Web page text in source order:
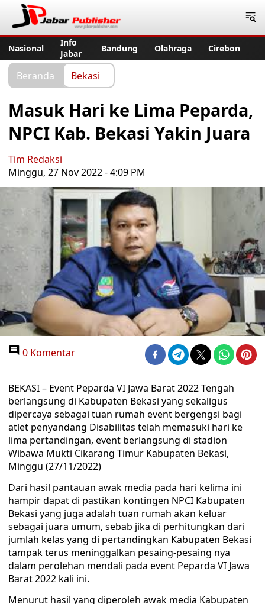
Nasional
Info
Jabar
Bandung Olahraga Cirebon
Beranda Bekasi
Masuk Hari ke Lima Peparda,
NPCI Kab. Bekasi Yakin Juara
Tim Redaksi
Minggu, 27 Nov 2022 - 4:09 PM
0 Komentar
BEKASI – Event Peparda VI Jawa Barat 2022 Tengah
berlangsung di Kabupaten Bekasi yang sekaligus
dipercaya sebagai tuan rumah event bergengsi bagi
atlet penyandang Disabilitas telah memasuki hari ke
lima pertandingan, event berlangsung di stadion
Wibawa Mukti Cikarang Timur Kabupaten Bekasi,
Minggu (27/11/2022)
Dari hasil pantauan awak media pada hari kelima ini
hampir dapat di pastikan kontingen NPCI Kabupaten
Bekasi yang juga adalah tuan rumah akan keluar
sebagai juara umum, sebab jika di perhitungkan dari
jumlah kelas yang di pertandingkan Kabupaten Bekasi
tampak terus meninggalkan pesaing-pesaing nya
dalam perolehan mendali pada event Peparda VI Jawa
Barat 2022 kali ini.
Menurut hasil yang diperoleh awak media Kabupaten